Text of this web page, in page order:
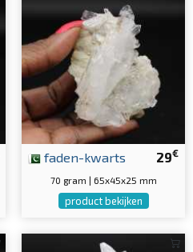
29€
faden-kwarts
70 gram | 65x45x25 mm
product bekijken